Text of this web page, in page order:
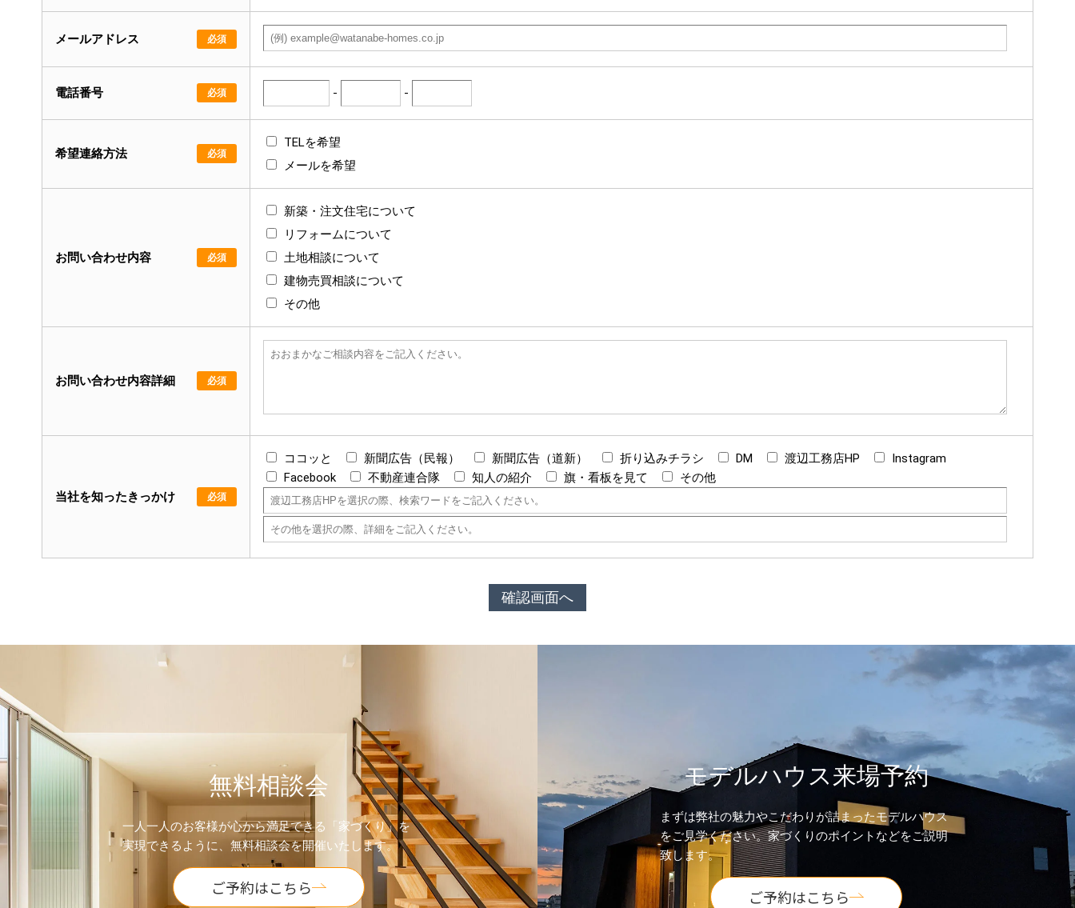
メールアドレス 必須
電話番号 必須 - -
希望連絡方法 必須
TELを希望
メールを希望
お問い合わせ内容 必須
新築・注文住宅について
リフォームについて
土地相談について
建物売買相談について
その他
お問い合わせ内容詳細 必須
当社を知ったきっかけ 必須
ココッと 新聞広告（民報） 新聞広告（道新） 折り込みチラシ DM 渡辺工務店HP
Instagram
Facebook
不動産連合隊 知人の紹介 旗・看板を見て その他
無料相談会
一人一人のお客様が心から満足できる「家づくり」を
実現できるように、無料相談会を開催いたします。
ご予約はこちら
モデルハウス来場予約
まずは弊社の魅力やこだわりが詰まったモデルハウス
をご見学ください。家づくりのポイントなどをご説明
致します。
ご予約はこちら